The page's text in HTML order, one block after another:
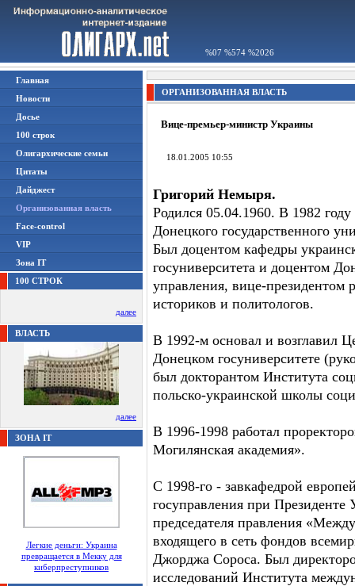
%07 %574 %2026
Главная
Новости
Досье
100 строк
Олигархические семьи
Цитаты
Дайджест
Организованная власть
Face-control
VIP
Зона IT
100 СТРОК
далее
ВЛАСТЬ
далее
ЗОНА IT
Легкие деньги: Украина
превращается в Мекку для
киберпреступников
ОРГАНИЗОВАННАЯ ВЛАСТЬ
Вице-премьер-министр Украины
18.01.2005 10:55
Григорий Немыря.
Родился 05.04.1960. В 1982
Донецкого государственного
Был доцентом кафедры
госуниверситета и доцентом
управления, вице-президентом
историков и политологов.
В 1992-м основал и возглавил
Донецком госуниверситете
был докторантом Института
польско-украинской школы
В 1996-1998 работал
Могилянская академия».
С 1998-го - завкафедрой
госуправления при
председателя правления
входящего в сеть фондов
Джорджа Сороса. Был
исследований Института